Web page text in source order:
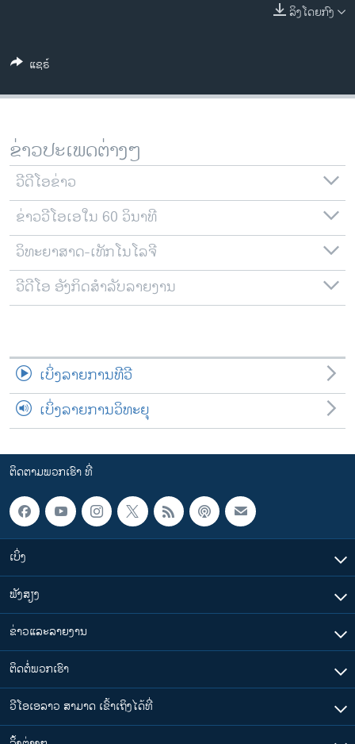
ທຸລະກິດ
ພາສາອັງກິດ
ສຽງ
ລາຍການກະຈາຍສຽງ
ລາຍງານ
ຕິດຕາມພວກເຮົາ ທີ່
ພາສາຕ່າງໆ
ລິງໂດຍກົງ
ແຊຣ໌
ຂ່າວປະເພດຕ່າງໆ
ວີດີໂອຂ່າວ
ຂ່າວວີໂອເອໃນ 60 ວິນາທີ
ວິທະຍາສາດ-ເທັກໂນໂລຈີ
ວີດີໂອ ອັງກິດສຳລັບລາຍງານ
ເບິ່ງລາຍການທີວີ
ເບິ່ງລາຍການວິທະຍຸ
ຕິດຕາມພວກເຮົາ ທີ່
ເບິ່ງ
ຟັງສຽງ
ຂ່າວແລະລາຍງານ
ຕິດຕໍ່ພວກເຮົາ
ວີໂອເອລາວ ສາມາດ ເຂົ້າເຖິງໄດ້ທີ່